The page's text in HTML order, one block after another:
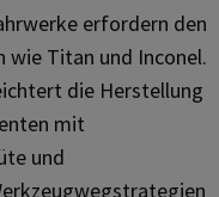
erfordern den
wie Titan und Inconel.
die Herstellung
mit
und